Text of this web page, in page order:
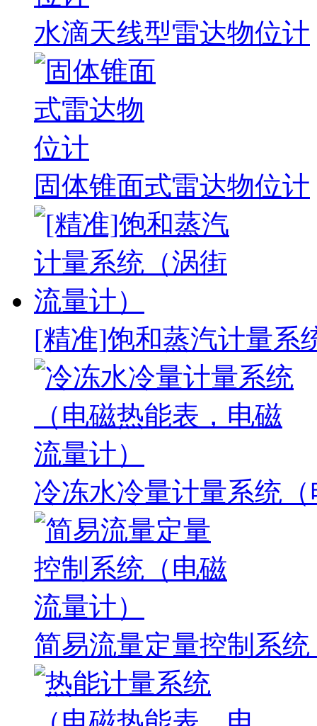
水滴天线型雷达物位计
固体锥面式雷达物位计
[精准]饱和蒸汽计量系
冷冻水冷量计量系统
简易流量定量控制系